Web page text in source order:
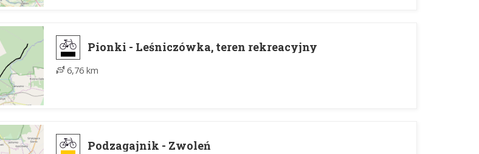
Pionki - Leśniczówka, teren rekreacyjny
6,76 km
Podzagajnik - Zwoleń